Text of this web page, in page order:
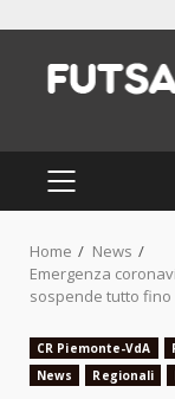
content
PRIMARY
MENU
Home
News
Emergenza
sospende tutto fino
CR Piemonte-VdA
News
Regionali